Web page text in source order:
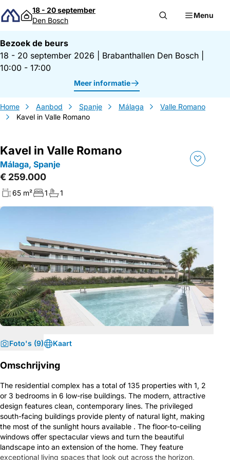
Direct naar inhoud
18 - 20 september
Den Bosch
Menu
Bezoek de beurs
18 - 20 september 2026
Brabanthallen Den Bosch
10:00 - 17:00
Meer informatie
Home Aanbod Spanje Málaga
Valle Romano
Kavel in Valle Romano
Kavel in Valle Romano
Málaga, Spanje
€ 259.000
65 m² 1 1
Foto's (9) Kaart
Omschrijving
The residential complex has a total of 135 properties with 1, 2
or 3 bedrooms in 6 low-rise buildings. The modern, attractive
design features clean, contemporary lines. The privileged
south-facing buildings provide plenty of natural light, making
the most of the sunlight hours available . The floor-to-ceiling
windows offer spectacular views and turn the beautiful
landscape into an extension of the home. They feature
exceptional living spaces that look out across the horizon,